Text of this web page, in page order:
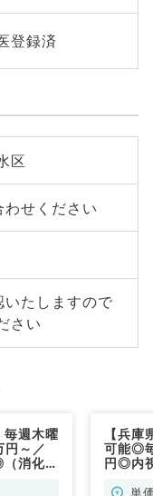
登録済
区
せください
たしますので
さい
毎週木曜
～／
消化器
【兵
可能◎
円◎内
単